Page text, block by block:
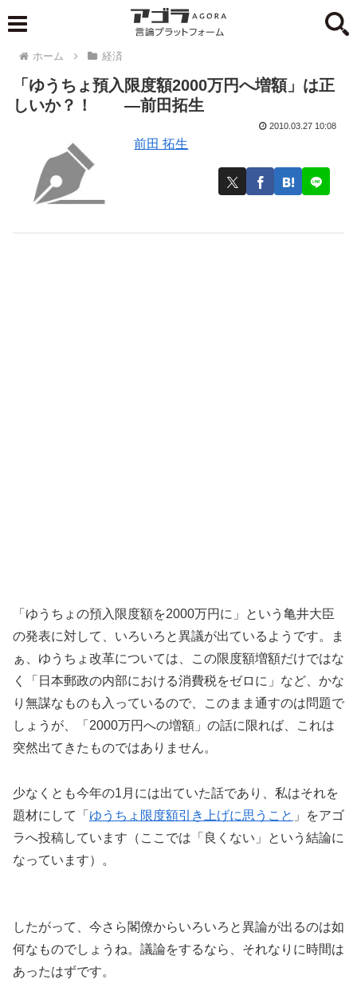
ホーム 経済
「ゆうちょ預入限度額2000万円へ増額」は正
しいか？！ ―前田拓生
前田 拓生
2010.03.27 10:08
「ゆうちょの預入限度額を2000万円に」という亀井大臣
の発表に対して、いろいろと異議が出ているようです。ま
ぁ、ゆうちょ改革については、この限度額増額だけではな
く「日本郵政の内部における消費税をゼロに」など、かな
り無謀なものも入っているので、このまま通すのは問題で
しょうが、「2000万円への増額」の話に限れば、これは
突然出てきたものではありません。
少なくとも今年の1月には出ていた話であり、私はそれを
題材にして「 ゆうちょ限度額引き上げに思うこと 」をアゴ
ラへ投稿しています（ここでは「良くない」という結論に
なっています）。
したがって、今さら閣僚からいろいろと異論が出るのは如
何なものでしょうね。議論をするなら、それなりに時間は
あったはずです。